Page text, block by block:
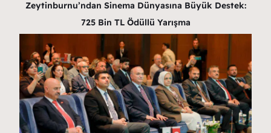
Zeytinburnu’ndan Sinema Dünyasına Büyük Destek:
725 Bin TL Ödüllü Yarışma